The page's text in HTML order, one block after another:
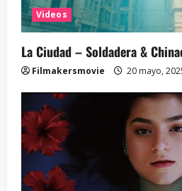
Videos
La Ciudad – Soldadera &
Filmakersmovie 20 mayo,